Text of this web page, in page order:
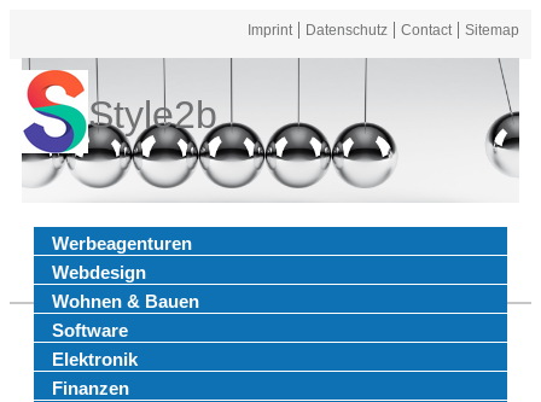
Imprint Datenschutz Contact Sitemap
Style2b
Werbeagenturen
Webdesign
Wohnen & Bauen
Software
Elektronik
Finanzen